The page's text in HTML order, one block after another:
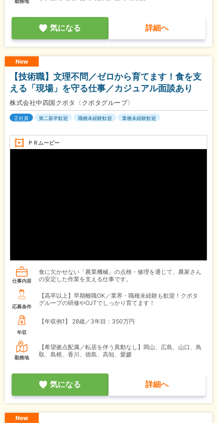
勤務地
気になる 詳細へ
New
【技術職】文理不問／ゼロから育てます！食を支
える「現場」を守る仕事／カジュアル面談あり
株式会社中四国クボタ〈クボタグループ〉
正社員 第二新卒歓迎 職種未経験歓迎 業種未経験歓迎
ＰＲムービー
仕事内容
食に欠かせない「農業機械」の点検・修理を通じて、農家さん
の安定した作業を支える仕事です。
応募条件
【高卒以上】早期離職OK／業界・職種未経験も歓迎！クボタ
グループの研修やOJTでしっかり育てます！
年収
【年収例1】 28歳／3年目：350万円
勤務地
【希望拠点配属／転居を伴う異動なし】岡山、広島、山口、鳥
取、島根、香川、徳島、高知、愛媛
気になる 詳細へ
New